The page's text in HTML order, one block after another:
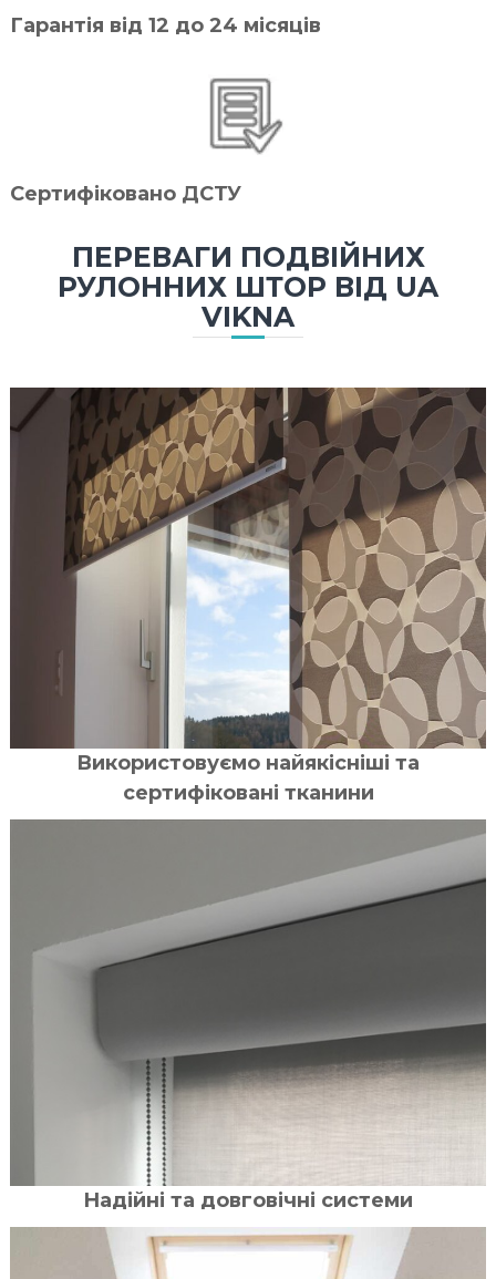
Гарантія від 12 до 24 місяців
Сертифіковано ДСТУ
ПЕРЕВАГИ ПОДВІЙНИХ
РУЛОННИХ ШТОР ВІД UA
VIKNA
Використовуємо найякісніші та
сертифіковані тканини
Надійні та довговічні системи